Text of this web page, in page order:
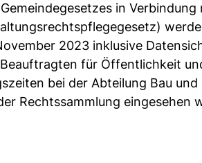
in
2023 inklusive
für Öffentlichkeit
bei der Abteilung Bau
Rechtssammlung eingesehen